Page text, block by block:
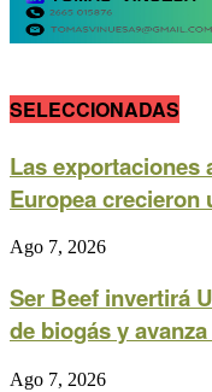
SELECCIONADAS
Las exportaciones
Europea crecieron
Ago 7, 2026
Ser Beef invertirá
de biogás y
Ago 7, 2026